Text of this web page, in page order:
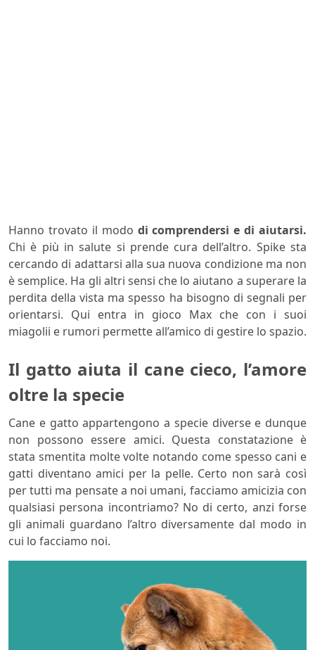
Hanno trovato il modo di comprendersi e di aiutarsi.
Chi è più in salute si prende cura dell’altro. Spike sta
cercando di adattarsi alla sua nuova condizione ma non
è semplice. Ha gli altri sensi che lo aiutano a superare la
perdita della vista ma spesso ha bisogno di segnali per
orientarsi. Qui entra in gioco Max che con i suoi
miagolii e rumori permette all’amico di gestire lo spazio.
Il gatto aiuta il cane cieco, l’amore
oltre la specie
Cane e gatto appartengono a specie diverse e dunque
non possono essere amici. Questa constatazione è
stata smentita molte volte notando come spesso cani e
gatti diventano amici per la pelle. Certo non sarà così
per tutti ma pensate a noi umani, facciamo amicizia con
qualsiasi persona incontriamo? No di certo, anzi forse
gli animali guardano l’altro diversamente dal modo in
cui lo facciamo noi.